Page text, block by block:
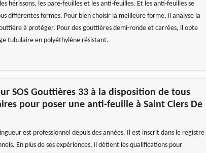
hérissons, les pare-feuilles et les anti-feuilles. Et les anti-feuilles se
différentes formes. Pour bien choisir la meilleure forme, il analyse la
à protéger. Pour des gouttières demi-ronde et carrées, il opte
tubulaire en polyéthylène résistant.
SOS Gouttières 33 à la disposition de tous
pour poser une anti-feuille à Saint Ciers De
est professionnel depuis des années. Il est inscrit dans le registre
En plus de ses expériences, il détient les qualifications pour